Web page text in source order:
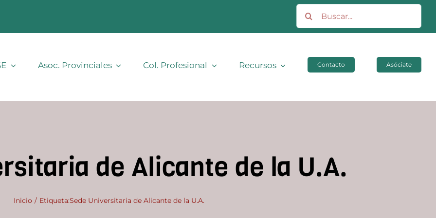
Buscar:
Asoc. Provinciales Col. Profesional Recursos Contacto Asóciate
de Alicante de la U.A.
Inicio Etiqueta:Sede Universitaria de Alicante de la U.A.